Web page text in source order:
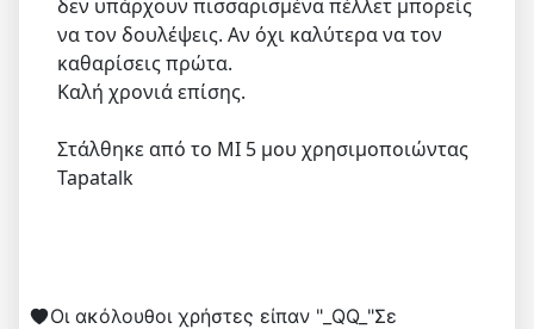
δεν υπάρχουν πισσαρισμένα πέλλετ μπορείς
να τον δουλέψεις. Αν όχι καλύτερα να τον
καθαρίσεις πρώτα.
Καλή χρονιά επίσης.
Στάλθηκε από το MI 5 μου χρησιμοποιώντας
Tapatalk
Οι ακόλουθοι χρήστες είπαν "_QQ_"Σε